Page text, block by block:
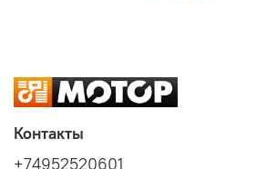
Контакты
+74952520601